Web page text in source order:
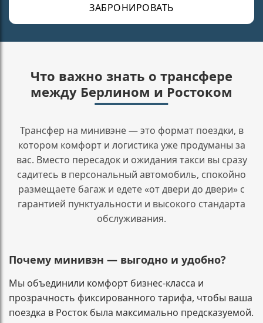
ЗАБРОНИРОВАТЬ
Что важно знать о трансфере
между Берлином и Ростоком
Трансфер на минивэне — это формат поездки, в
котором комфорт и логистика уже продуманы за
вас. Вместо пересадок и ожидания такси вы сразу
садитесь в персональный автомобиль, спокойно
размещаете багаж и едете «от двери до двери» с
гарантией пунктуальности и высокого стандарта
обслуживания.
Почему минивэн — выгодно и удобно?
Мы объединили комфорт бизнес-класса и
прозрачность фиксированного тарифа, чтобы ваша
поездка в Росток была максимально предсказуемой.